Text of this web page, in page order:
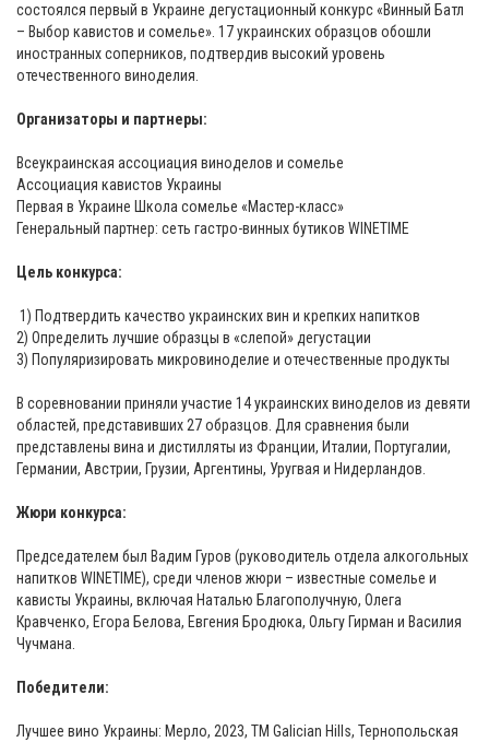
состоялся первый в Украине дегустационный конкурс «Винный Батл
– Выбор кавистов и сомелье». 17 украинских образцов обошли
иностранных соперников, подтвердив высокий уровень
отечественного виноделия.
Организаторы и партнеры:
Всеукраинская ассоциация виноделов и сомелье
Ассоциация кавистов Украины
Первая в Украине Школа сомелье «Мастер-класс»
Генеральный партнер: сеть гастро-винных бутиков WINETIME
Цель конкурса:
1) Подтвердить качество украинских вин и крепких напитков
2) Определить лучшие образцы в «слепой» дегустации
3) Популяризировать микровиноделие и отечественные продукты
В соревновании приняли участие 14 украинских виноделов из девяти
областей, представивших 27 образцов. Для сравнения были
представлены вина и дистилляты из Франции, Италии, Португалии,
Германии, Австрии, Грузии, Аргентины, Уругвая и Нидерландов.
Жюри конкурса:
Председателем был Вадим Гуров (руководитель отдела алкогольных
напитков WINETIME), среди членов жюри – известные сомелье и
кависты Украины, включая Наталью Благополучную, Олега
Кравченко, Егора Белова, Евгения Бродюка, Ольгу Гирман и Василия
Чучмана.
Победители:
Лучшее вино Украины: Мерло, 2023, ТМ Galician Hills, Тернопольская